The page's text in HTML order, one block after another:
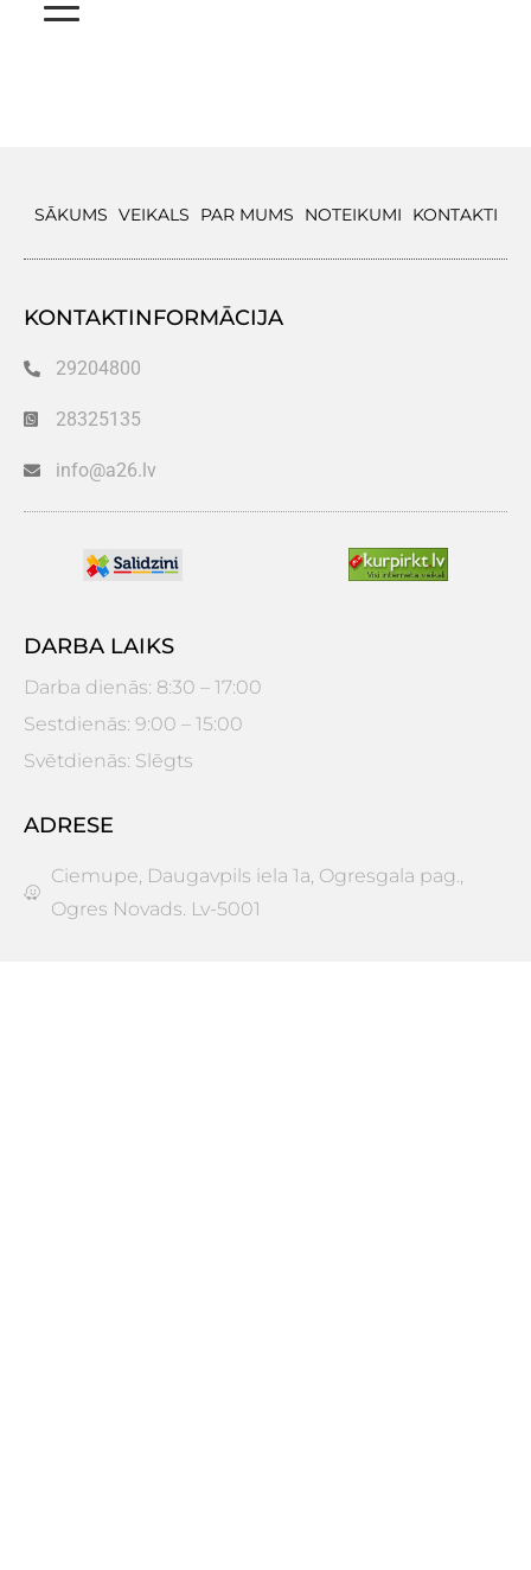
SĀKUMS VEIKALS PAR MUMS NOTEIKUMI KONTAKTI
KONTAKTINFORMĀCIJA
29204800
28325135
info@a26.lv
DARBA LAIKS
Darba dienās: 8:30 – 17:00
Sestdienās: 9:00 – 15:00
Svētdienās: Slēgts
ADRESE
Ciemupe, Daugavpils iela 1a, Ogresgala pag.,
Ogres Novads. Lv-5001